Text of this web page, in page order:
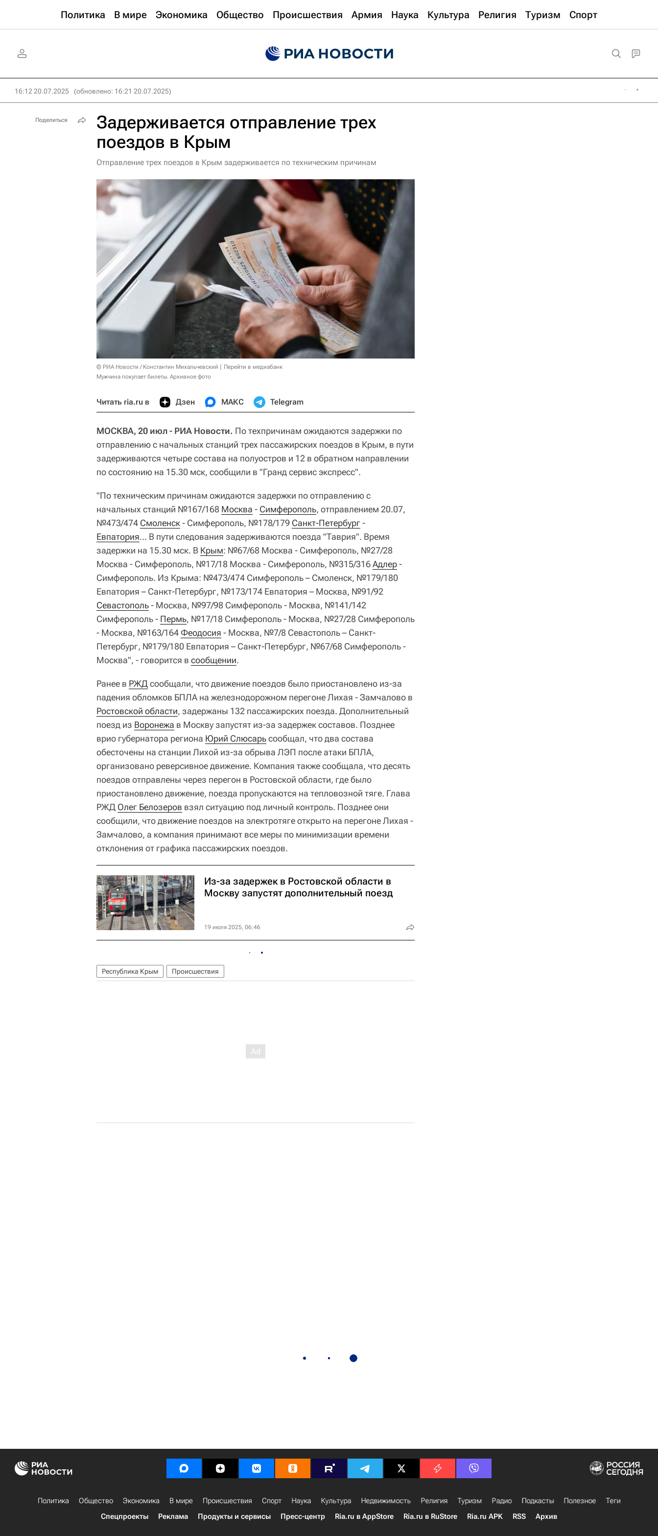
Политика В мире Экономика Общество Происшествия Армия Наука Культура Религия Туризм Спорт
16:12 20.07.2025 (обновлено: 16:21 20.07.2025)
Задерживается отправление трех
поездов в Крым
Отправление трех поездов в Крым задерживается по техническим причинам
© РИА Новости / Константин Михальчевский
Перейти в медиабанк
Мужчина покупает билеты. Архивное фото
Читать ria.ru в Дзен МАКС Telegram
МОСКВА, 20 июл - РИА Новости. По техпричинам ожидаются задержки по
отправлению с начальных станций трех пассажирских поездов в Крым, в пути
задерживаются четыре состава на полуостров и 12 в обратном направлении
по состоянию на 15.30 мск, сообщили в "Гранд сервис экспресс".
"По техническим причинам ожидаются задержки по отправлению с
начальных станций №167/168 Москва - Симферополь, отправлением 20.07,
№473/474 Смоленск- Симферополь, №178/179 Санкт-Петербург-
Евпатория... В пути следования задерживаются поезда "Таврия". Время
задержки на 15.30 мск. В Крым: №67/68 Москва - Симферополь, №27/28
Москва - Симферополь, №17/18 Москва - Симферополь, №315/316Адлер-
Симферополь. Из Крыма: №473/474 Симферополь – Смоленск, №179/180
Евпатория – Санкт-Петербург, №173/174 Евпатория – Москва, №91/92
Севастополь- Москва, №97/98 Симферополь - Москва, №141/142
Симферополь - Пермь, №17/18 Симферополь - Москва, №27/28 Симферополь
- Москва, №163/164 Феодосия - Москва, №7/8 Севастополь – Санкт-
Петербург, №179/180 Евпатория – Санкт-Петербург, №67/68 Симферополь -
Москва", - говорится в сообщении.
Ранее в РЖДсообщали, что движение поездов было приостановлено из-за
падения обломков БПЛА на железнодорожном перегоне Лихая - Замчалово в
Ростовской области, задержаны 132 пассажирских поезда. Дополнительный
поезд из Воронежа в Москву запустят из-за задержек составов. Позднее
врио губернатора региона Юрий Слюсарьсообщал, что два состава
обесточены на станции Лихой из-за обрыва ЛЭП после атаки БПЛА,
организовано реверсивное движение. Компания также сообщала, что десять
поездов отправлены через перегон в Ростовской области, где было
приостановлено движение, поезда пропускаются на тепловозной тяге. Глава
РЖД Олег Белозеров взял ситуацию под личный контроль. Позднее они
сообщили, что движение поездов на электротяге открыто на перегоне Лихая -
Замчалово, а компания принимают все меры по минимизации времени
отклонения от графика пассажирских поездов.
Из-за задержек в Ростовской области в
Москву запустят дополнительный поезд
19 июля 2025, 06:46
Республика Крым Происшествия
Поделиться
Политика Общество Экономика В мире Происшествия Спорт Наука Культура Недвижимость Религия Туризм Радио Подкасты Полезное
Теги
Спецпроекты
Реклама Продукты и сервисы Пресс-центр Ria.ru в AppStore Ria.ru в RuStore Ria.ru APK RSS Архив